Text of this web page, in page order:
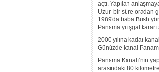
açtı. Yapılan
Uzun bir süre oradan
1989′da baba Bush
Panama’yı işgal kararı
2000 yılına kadar
Günüzde kanal
Panama Kanalı’nın
arasındaki 80